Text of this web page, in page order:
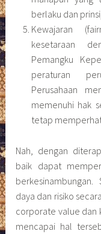
berlaku dan
Kewajaran
kesetaraan
Pemangku
peraturan
Perusahaan
memenuhi hak
tetap
Nah, dengan
baik dapat
daya dan risiko
corporate value dan
mencapai hal